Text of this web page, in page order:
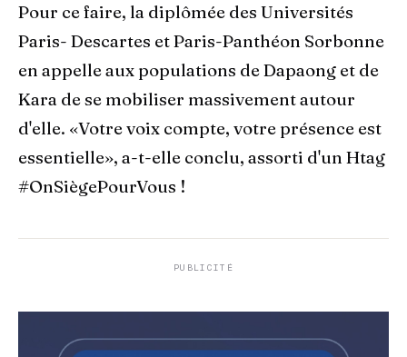
Pour ce faire, la diplômée des Universités
Paris- Descartes et Paris-Panthéon Sorbonne
en appelle aux populations de Dapaong et de
Kara de se mobiliser massivement autour
d'elle. «Votre voix compte, votre présence est
essentielle», a-t-elle conclu, assorti d'un Htag
#OnSiègePourVous !
PUBLICITÉ